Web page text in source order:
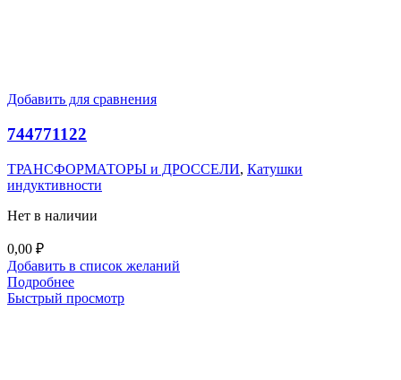
Добавить для сравнения
744771122
ТРАНСФОРМАТОРЫ и ДРОССЕЛИ, Катушки
индуктивности
Нет в наличии
0,00 ₽
Добавить в список желаний
Подробнее
Быстрый просмотр